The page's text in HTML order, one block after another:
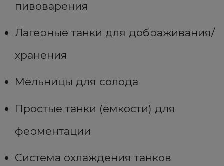
пивоварения
Лагерные танки для дображивания/
хранения
Мельницы для солода
Простые танки (ёмкости) для
ферментации
Система охлаждения танков